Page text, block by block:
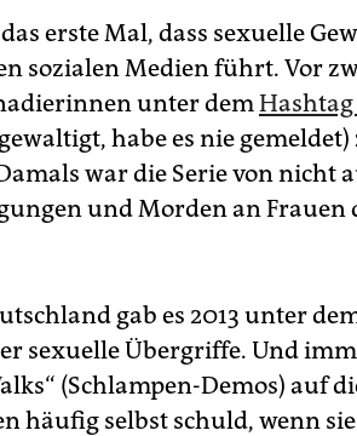
erste Mal, dass sexuelle
sozialen Medien führt. Vor
unter demHashtag
habe es nie
war die Serie von nicht
und Morden an Frauen
gab es 2013 unter
sexuelle Übergriffe. Und
(Schlampen-Demos) auf
häufig selbst schuld, wenn